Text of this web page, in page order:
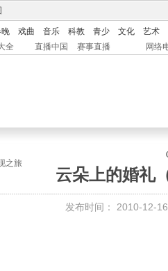
戏曲 音乐 科教 青少 文化
艺术
全 直播中国 赛事直播 网络
之旅
云朵上的婚礼
发布时间： 2010-12-